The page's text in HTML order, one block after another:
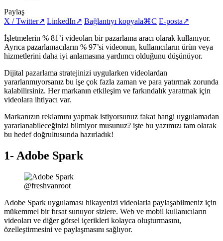
Paylaş
X / Twitter↗ LinkedIn↗ Bağlantıyı kopyala⌘C E-posta↗
İşletmelerin % 81’i videoları bir pazarlama aracı olarak kullanıyor.
Ayrıca pazarlamacıların % 97’si videonun, kullanıcıların ürün veya
hizmetlerini daha iyi anlamasına yardımcı olduğunu düşünüyor.
Dijital pazarlama stratejinizi uygularken videolardan
yararlanmıyorsanız bu işe çok fazla zaman ve para yatırmak zorunda
kalabilirsiniz. Her markanın etkileşim ve farkındalık yaratmak için
videolara ihtiyacı var.
Markanızın reklamını yapmak istiyorsunuz fakat hangi uygulamadan
yararlanabileceğinizi bilmiyor musunuz? işte bu yazımızı tam olarak
bu hedef doğrultusunda hazırladık!
1- Adobe Spark
@freshvanroot
Adobe Spark uygulaması hikayenizi videolarla paylaşabilmeniz için
mükemmel bir fırsat sunuyor sizlere. Web ve mobil kullanıcıların
videoları ve diğer görsel içerikleri kolayca oluşturmasını,
özelleştirmesini ve paylaşmasını sağlıyor.